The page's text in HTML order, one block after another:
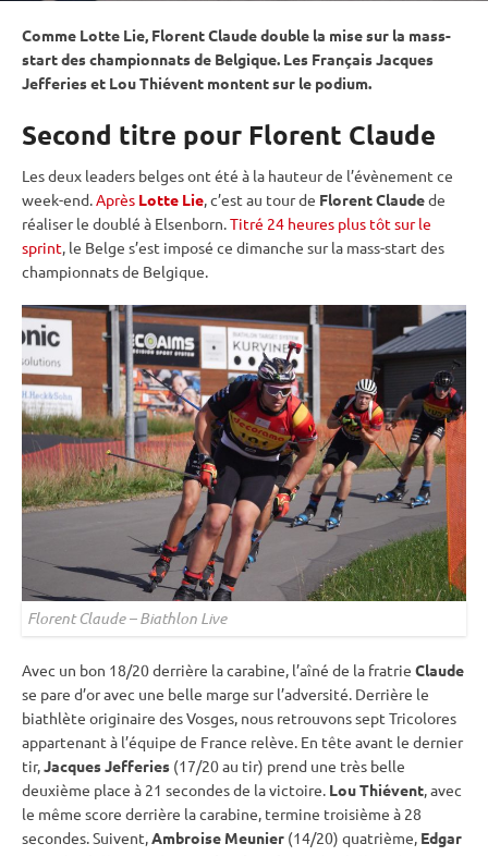
Comme Lotte Lie, Florent Claude double la mise sur la mass-
start des championnats de Belgique. Les Français Jacques
Jefferies et Lou Thiévent montent sur le podium.
Second titre pour Florent Claude
Les deux leaders belges ont été à la hauteur de l’évènement ce
week-end.Après Lotte Lie, c’est au tour de Florent Claudede
réaliser le doublé à Elsenborn.Titré 24 heures plus tôt sur le
sprint, le Belge s’est imposé ce dimanche sur la mass-start des
championnats de Belgique.
Florent Claude – Biathlon Live
Avec un bon 18/20 derrière lacarabine, l’aîné de la fratrie Claude
se pare d’or avec une belle marge sur l’adversité. Derrière le
biathlète originaire des Vosges, nous retrouvons sept Tricolores
appartenant à l’équipe de France relève. En tête avant le dernier
tir,Jacques Jefferies (17/20 au tir) prend une très belle
deuxième place à 21 secondes de la victoire. Lou Thiévent, avec
le même score derrière lacarabine, termine troisième à 28
secondes. Suivent,Ambroise Meunier (14/20) quatrième, Edgar